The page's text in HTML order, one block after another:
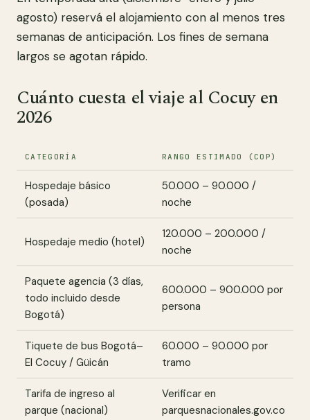
agosto) reservá el alojamiento con al menos tres
semanas de anticipación. Los fines de semana
largos se agotan rápido.
Cuánto cuesta el viaje al Cocuy en
2026
CATEGORÍA RANGO ESTIMADO (COP)
Hospedaje básico
(posada)
50.000 – 90.000 /
noche
Hospedaje medio (hotel)
120.000 – 200.000 /
noche
Paquete agencia (3 días,
todo incluido desde
Bogotá)
600.000 – 900.000 por
persona
Tiquete de bus Bogotá–
El Cocuy / Güicán
60.000 – 90.000 por
tramo
Tarifa de ingreso al
parque (nacional)
Verificar en
parquesnacionales.gov.co